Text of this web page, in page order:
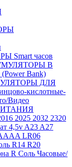
Smart часов
В
Bank)
ДЛЯ
кислотные-
Видео
2025 2032 2320
4,5v A23 A27
LR06
R14 R20
R Соль Часовые/